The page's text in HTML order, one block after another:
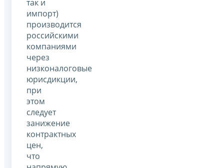
так и
импорт)
производится
российскими
компаниями
через
низконалоговые
юрисдикции,
при
этом
следует
занижение
контрактных
цен,
что